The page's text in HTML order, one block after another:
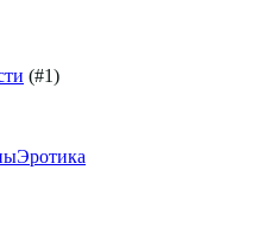
(#1)
Эротика